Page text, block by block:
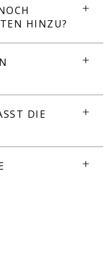
HINZU?
DIE